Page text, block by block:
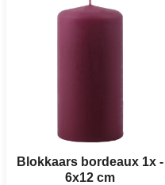
Blokkaars bordeaux 1x -
6x12 cm